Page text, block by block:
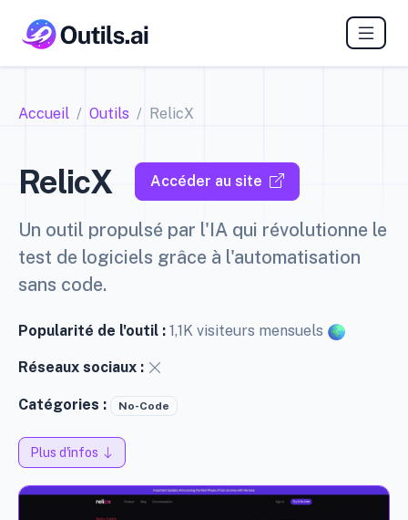
Accueil Outils RelicX
RelicX Accéder au site
Un outil propulsé par l'IA qui révolutionne le
test de logiciels grâce à l'automatisation
sans code.
Popularité de l'outil : 1,1K visiteurs mensuels
Réseaux sociaux :
Catégories : No-Code
Plus d'infos